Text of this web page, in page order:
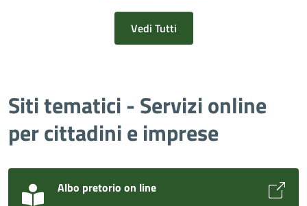
Vedi Tutti
Siti tematici - Servizi online
per cittadini e imprese
Albo pretorio on line